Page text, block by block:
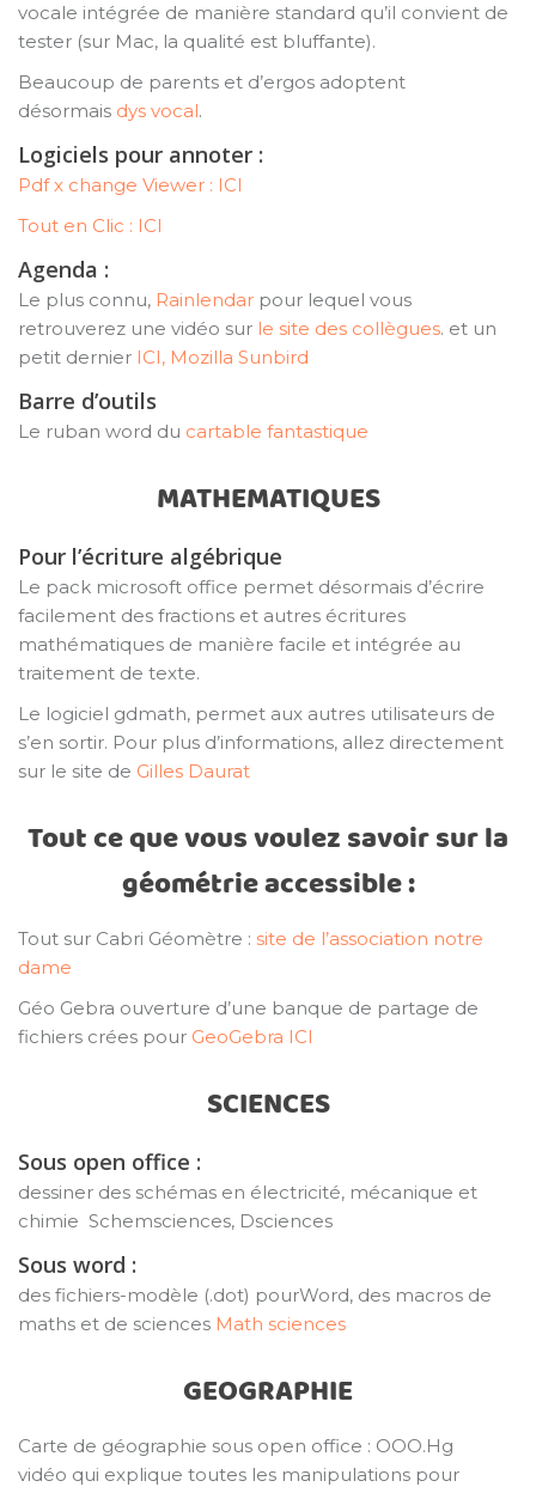
vocale intégrée de manière standard qu’il convient de
tester (sur Mac, la qualité est bluffante).
Beaucoup de parents et d’ergos adoptent
désormais dys vocal.
Logiciels pour annoter :
Pdf x change Viewer : ICI
Tout en Clic : ICI
Agenda :
Le plus connu, Rainlendar pour lequel vous
retrouverez une vidéo sur le site des collègues. et un
petit dernier ICI, Mozilla Sunbird
Barre d’outils
Le ruban word du cartable fantastique
MATHEMATIQUES
Pour l’écriture algébrique
Le pack microsoft office permet désormais d’écrire
facilement des fractions et autres écritures
mathématiques de manière facile et intégrée au
traitement de texte.
Le logiciel gdmath, permet aux autres utilisateurs de
s’en sortir. Pour plus d’informations, allez directement
sur le site de Gilles Daurat
Tout ce que vous voulez savoir sur la
géométrie accessible :
Tout sur Cabri Géomètre : site de l’association notre
dame
Géo Gebra ouverture d’une banque de partage de
fichiers crées pour GeoGebra ICI
SCIENCES
Sous open office :
dessiner des schémas en électricité, mécanique et
chimie Schemsciences, Dsciences
Sous word :
des fichiers-modèle (.dot) pourWord, des macros de
maths et de sciences Math sciences
GEOGRAPHIE
Carte de géographie sous open office : OOO.Hg
vidéo qui explique toutes les manipulations pour